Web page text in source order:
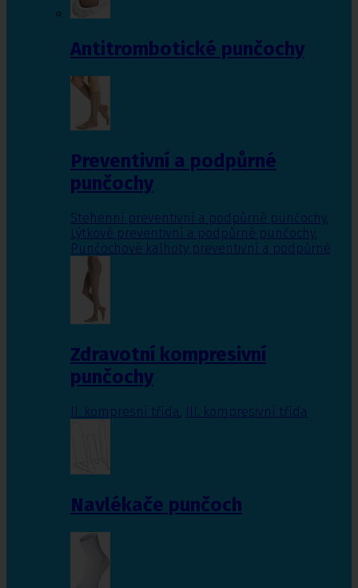
Antitrombotické punčochy
Preventivní a podpůrné
punčochy
Stehenní preventivní a podpůrné punčochy,
Lýtkové preventivní a podpůrné punčochy,
Punčochové kalhoty preventivní a podpůrné
Zdravotní kompresivní
punčochy
II. kompresní třída III. kompresivní třída
Navlékače punčoch